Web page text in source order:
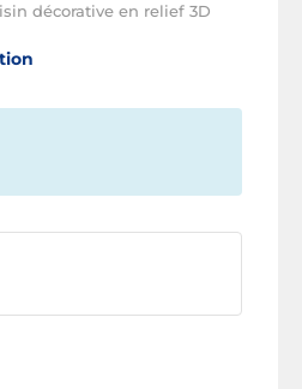
décorative en relief 3D